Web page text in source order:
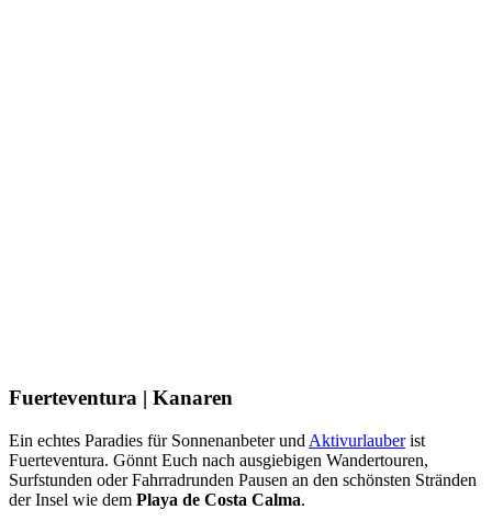
Fuerteventura | Kanaren
Ein echtes Paradies für Sonnenanbeter und Aktivurlauberist
Fuerteventura. Gönnt Euch nach ausgiebigen Wandertouren,
Surfstunden oder Fahrradrunden Pausen an den schönsten Stränden
der Insel wie dem Playa de Costa Calma.